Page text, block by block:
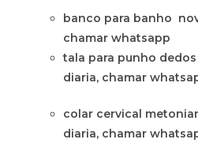
banco para banho
chamar whatsapp
tala para punho
diaria, chamar
colar cervical
diaria, chamar